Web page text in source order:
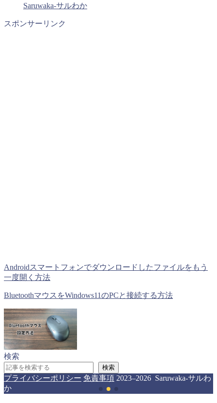
Saruwaka-サルわか
スポンサーリンク
Androidスマートフォンでダウンロードしたファイルをもう
一度開く方法
BluetoothマウスをWindows11のPCと接続する方法
検索
検索
プライバシーポリシー 免責事項 2023–2026 Saruwaka-サルわ
か